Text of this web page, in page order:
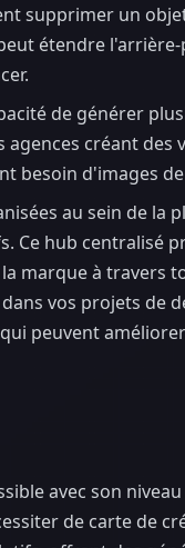
supprimer un
étendre
de générer
créant des
besoin d'images
au sein de la
Ce hub centralisé
marque à travers
vos projets de
peuvent
avec son
de carte de